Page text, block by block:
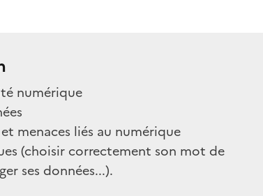
numérique
menaces liés au numérique
(choisir correctement son mot de
ses données...).